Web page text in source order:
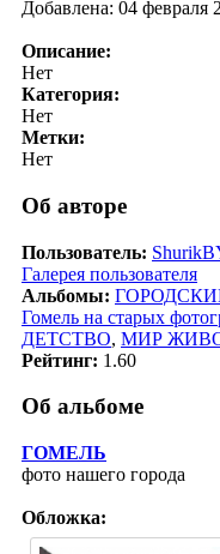
Добавлена: 04 февраля
Описание:
Нет
Категория:
Нет
Метки:
Нет
Об авторе
Пользователь:
Галерея пользователя
Альбомы:
Гомель на старых
ДЕТСТВО, МИР
Рейтинг: 1.60
Об альбоме
ГОМЕЛЬ
фото нашего города
Обложка: